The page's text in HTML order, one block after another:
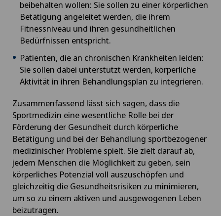
beibehalten wollen: Sie sollen zu einer körperlichen
Betätigung angeleitet werden, die ihrem
Fitnessniveau und ihren gesundheitlichen
Bedürfnissen entspricht.
Patienten, die an chronischen Krankheiten leiden:
Sie sollen dabei unterstützt werden, körperliche
Aktivität in ihren Behandlungsplan zu integrieren.
Zusammenfassend lässt sich sagen, dass die
Sportmedizin eine wesentliche Rolle bei der
Förderung der Gesundheit durch körperliche
Betätigung und bei der Behandlung sportbezogener
medizinischer Probleme spielt. Sie zielt darauf ab,
jedem Menschen die Möglichkeit zu geben, sein
körperliches Potenzial voll auszuschöpfen und
gleichzeitig die Gesundheitsrisiken zu minimieren,
um so zu einem aktiven und ausgewogenen Leben
beizutragen.